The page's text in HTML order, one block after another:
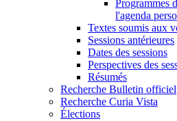
Programmes
l'agenda
Textes soumis aux
Sessions antérieures
Dates des sessions
Perspectives des
Résumés
Recherche Bulletin officiel
Recherche Curia Vista
Élections